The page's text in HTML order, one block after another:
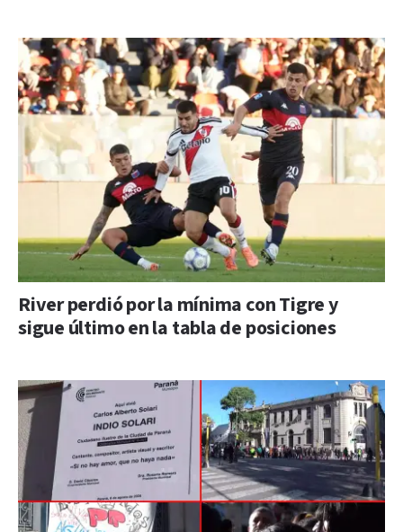
River perdió por la mínima con Tigre y
sigue último en la tabla de posiciones